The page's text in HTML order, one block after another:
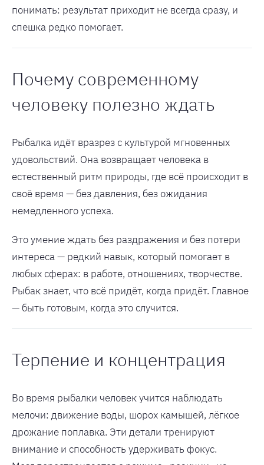
понимать: результат приходит не всегда сразу, и
спешка редко помогает.
Почему современному
человеку полезно ждать
Рыбалка идёт вразрез с культурой мгновенных
удовольствий. Она возвращает человека в
естественный ритм природы, где всё происходит в
своё время — без давления, без ожидания
немедленного успеха.
Это умение ждать без раздражения и без потери
интереса — редкий навык, который помогает в
любых сферах: в работе, отношениях, творчестве.
Рыбак знает, что всё придёт, когда придёт. Главное
— быть готовым, когда это случится.
Терпение и концентрация
Во время рыбалки человек учится наблюдать
мелочи: движение воды, шорох камышей, лёгкое
дрожание поплавка. Эти детали тренируют
внимание и способность удерживать фокус.